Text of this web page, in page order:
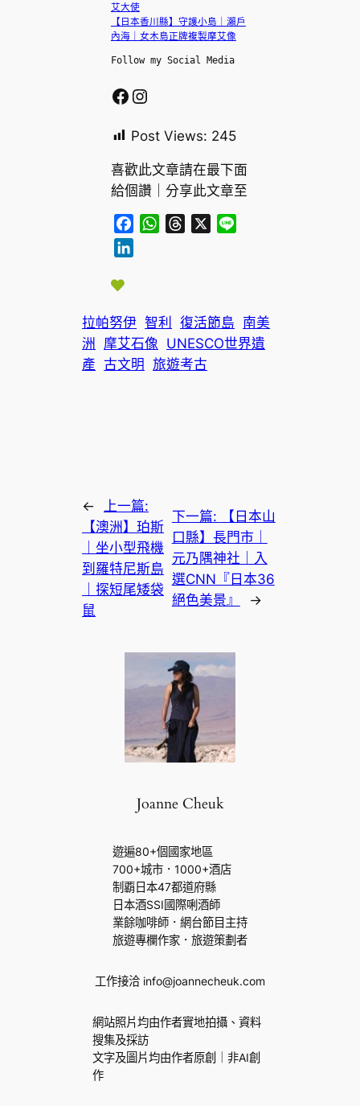
艾大使
【日本香川縣】守護小島｜瀨戶
內海｜女木島正牌複製摩艾像
Follow my Social Media
Facebook Instagram
Post Views: 245
喜歡此文章請在最下面
給個讚｜分享此文章至
a
c
o
o
k
W
A
p
d
s
e
d
I
拉帕努伊 智利 復活節島 南美
洲
摩艾石像
UNESCO世界遺
產 古文明 旅遊考古
←
上一篇:
【澳洲】珀斯
｜坐小型飛機
到羅特尼斯島
｜探短尾矮袋
鼠
下一篇:
【日本山
口縣】長門市｜
元乃隅神社｜入
選CNN『日本36
絕色美景』
→
Joanne Cheuk
遊遍80+個國家地區
700+城市．1000+酒店
制覇日本47都道府縣
日本酒SSI國際唎酒師
業餘咖啡師．網台節目主持
旅遊專欄作家．旅遊策劃者
工作接洽 info@joannecheuk.com
網站照片均由作者實地拍攝、資料
搜集及採訪
文字及圖片均由作者原創｜非AI創
作